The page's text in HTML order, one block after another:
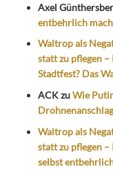
Axel
entbehrlich
Waltrop als
statt zu pflegen
Stadtfest? Das
ACKzuWie
Waltrop als
statt zu pflegen
selbst